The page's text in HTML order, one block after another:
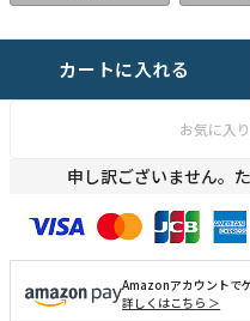
お気に入
カートに入れる
申し訳ございません。
Amazonアカウントで
詳しくはこちら ＞